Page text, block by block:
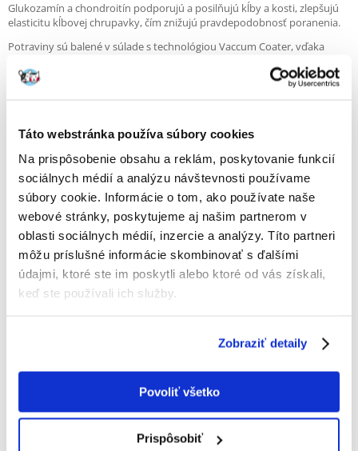
Táto webstránka používa súbory cookies
Na prispôsobenie obsahu a reklám, poskytovanie funkcií
sociálnych médií a analýzu návštevnosti používame
súbory cookie. Informácie o tom, ako používate naše
webové stránky, poskytujeme aj našim partnerom v
oblasti sociálnych médií, inzercie a analýzy. Títo partneri
môžu príslušné informácie skombinovať s ďalšími
údajmi, ktoré ste im poskytli alebo ktoré od vás získali,
keď ste používali ich služby.
Zobraziť detaily
Povoliť všetko
Prispôsobiť
Glukozamín a chondroitín podporujú a posilňujú kĺby a kosti, zlepšujú
elasticitu kĺbovej chrupavky, čím znižujú pravdepodobnosť poranenia.
Potraviny sú balené v súlade s technológiou Vaccum Coater, vďaka
umožňuje prirodzenú konzerváciu a udržiavanie čerstvosti potravín.
Žiadne umelé farbivá alebo konzervačné látky.
Kľúčové vlastnosti:
- Bezzrná, bezlepková
- 70% zložiek živočíšneho pôvodu
- 30% ovocia, minerálov, zeleniny
- 0% obilia
- Nie GMO, lepok
- Prírodné antioxidanty
- Tekvica má antiparazitické vlastnosti
- Rybí olej, kurkuma
- vysoký obsah taurínu v krmive
Čerstvé mäso z diviaka (32%), sušené sleďové mäso (30%), hrachový
škrob, rybí olej (z sleďa), sušená tekvica (5%), sušené celé vajcia, sušená
(zdroj mannanoligosacharidov), sušená sladká pomaranč (0,5%), sušené
granátové jablko, sušený špenát, psyllium (0,3%), sušené čučoriedky,
glukozamín, chondroitín sulfát